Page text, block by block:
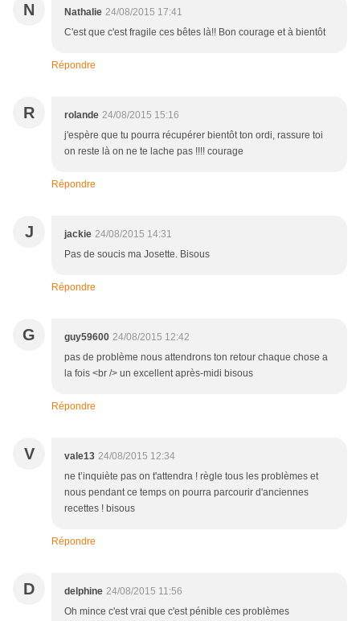
N Nathalie 24/08/2015 17:41
C'est que c'est fragile ces bêtes là!! Bon courage et à bientôt
Répondre
R rolande 24/08/2015 15:16
j'espère que tu pourra récupérer bientôt ton ordi, rassure toi
on reste là on ne te lache pas !!!! courage
Répondre
J jackie 24/08/2015 14:31
Pas de soucis ma Josette. Bisous
Répondre
G guy59600 24/08/2015 12:42
pas de problème nous attendrons ton retour chaque chose a
la fois <br /> un excellent après-midi bisous
Répondre
V vale13 24/08/2015 12:34
ne t’inquiète pas on t'attendra ! règle tous les problèmes et
nous pendant ce temps on pourra parcourir d'anciennes
recettes ! bisous
Répondre
D delphine 24/08/2015 11:56
Oh mince c'est vrai que c'est pénible ces problèmes